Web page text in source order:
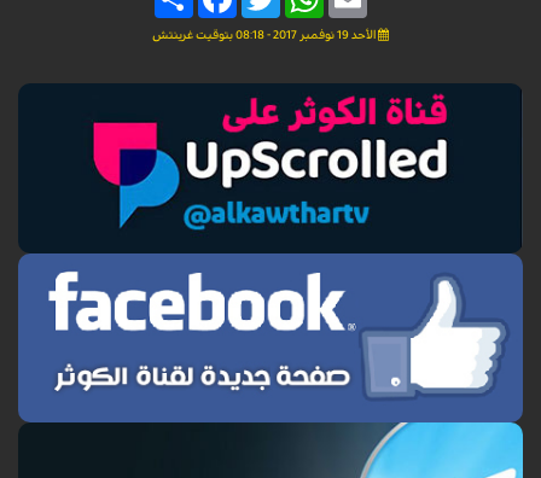
الأحد 19 نوفمبر 2017 - 08:18 بتوقيت غرينتش